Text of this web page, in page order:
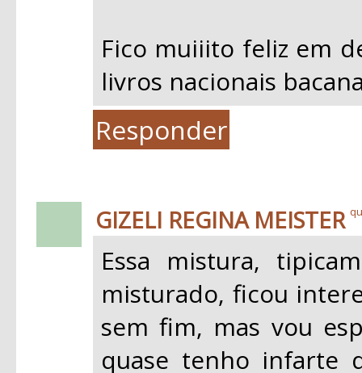
Fico muiiito feliz em
livros nacionais
Responder
GIZELI REGINA MEISTER
Essa mistura,
misturado, ficou
sem fim, mas vou
quase tenho infarte